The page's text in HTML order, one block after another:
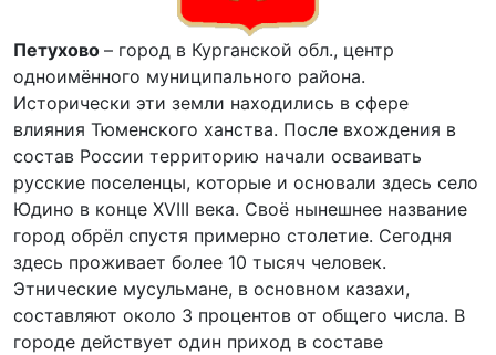
Петухово – город в Курганской обл., центр
одноимённого муниципального района.
Исторически эти земли находились в сфере
влияния Тюменского ханства. После вхождения в
состав России территорию начали осваивать
русские поселенцы, которые и основали здесь село
Юдино в конце XVIII века. Своё нынешнее название
город обрёл спустя примерно столетие. Сегодня
здесь проживает более 10 тысяч человек.
Этнические мусульмане, в основном казахи,
составляют около 3 процентов от общего числа. В
городе действует один приход в составе